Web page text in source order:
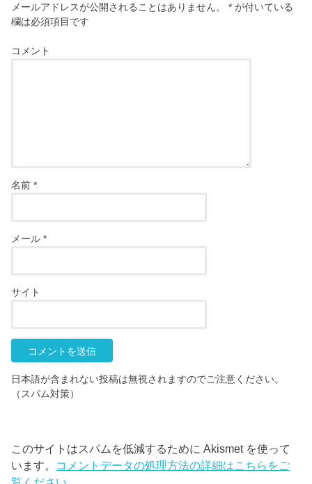
メールアドレスが公開されることはありません。 * が付いている
欄は必須項目です
コメント
名前*
メール*
サイト
日本語が含まれない投稿は無視されますのでご注意ください。
（スパム対策）
このサイトはスパムを低減するために Akismet を使って
います。 コメントデータの処理方法の詳細はこちらをご